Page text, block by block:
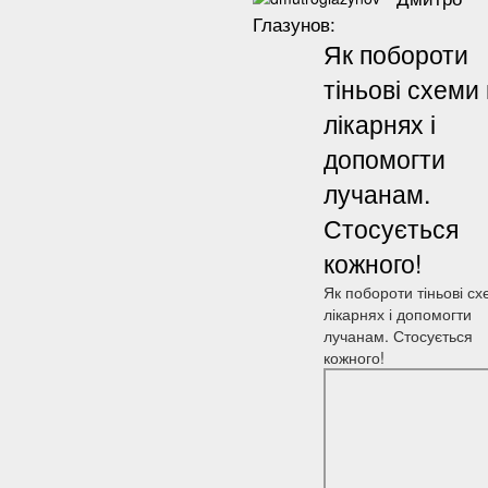
Глазунов:
Як побороти
тіньові схеми
лікарнях і
допомогти
лучанам.
Стосується
кожного!
Як побороти тіньові
лікарнях і допомогти
лучанам. Стосується
кожного!